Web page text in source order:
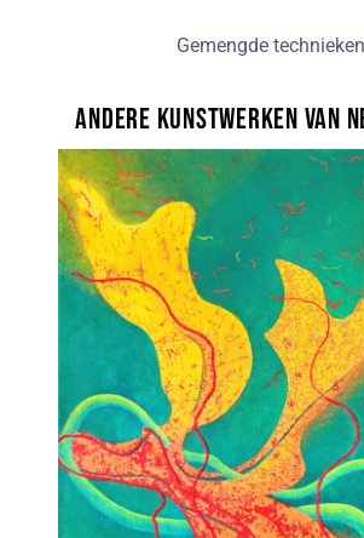
Gemengde technieken
Andere kunstwerken van